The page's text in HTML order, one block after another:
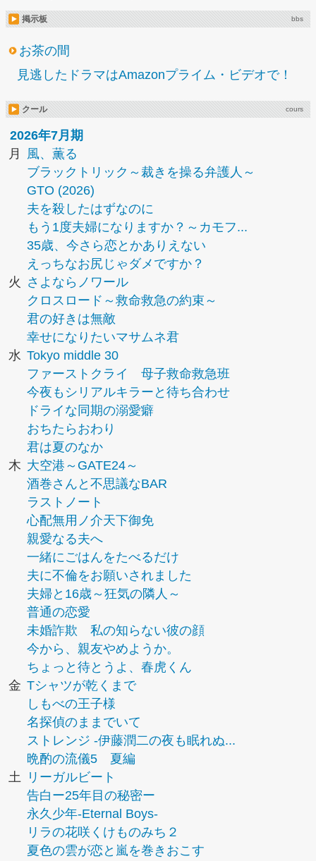
掲示板 bbs
お茶の間
見逃したドラマはAmazonプライム・ビデオで！
クール cours
2026年7月期
月
風、薫る
ブラックトリック～裁きを操る弁護人～
GTO (2026)
夫を殺したはずなのに
もう1度夫婦になりますか？～カモフ...
35歳、今さら恋とかありえない
えっちなお尻じゃダメですか？
火
さよならノワール
クロスロード～救命救急の約束～
君の好きは無敵
幸せになりたいマサムネ君
水 Tokyo middle 30
ファーストクライ 母子救命救急班
今夜もシリアルキラーと待ち合わせ
ドライな同期の溺愛癖
おちたらおわり
君は夏のなか
木 大空港～GATE24～
酒巻さんと不思議なBAR
ラストノート
心配無用ノ介天下御免
親愛なる夫へ
一緒にごはんをたべるだけ
夫に不倫をお願いされました
夫婦と16歳～狂気の隣人～
普通の恋愛
未婚詐欺 私の知らない彼の顔
今から、親友やめようか。
ちょっと待とうよ、春虎くん
金 Tシャツが乾くまで
しもべの王子様
名探偵のままでいて
ストレンジ -伊藤潤二の夜も眠れぬ...
晩酌の流儀5 夏編
土
リーガルビート
告白ー25年目の秘密ー
永久少年-Eternal Boys-
リラの花咲くけものみち２
夏色の雲が恋と嵐を巻きおこす